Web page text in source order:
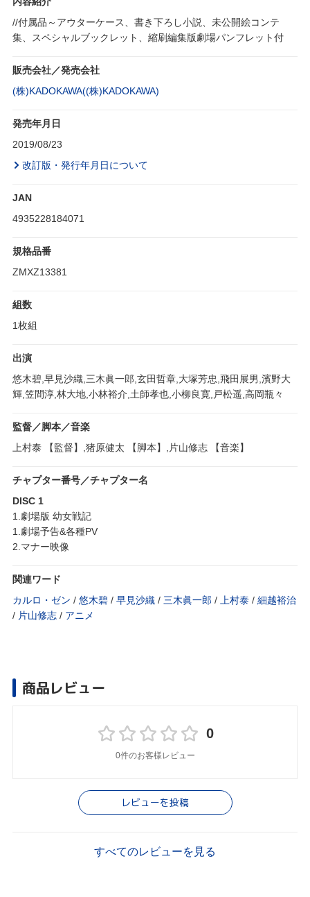
//付属品～アウターケース、書き下ろし小説、未公開絵コンテ
集、スペシャルブックレット、縮刷編集版劇場パンフレット付
販売会社／発売会社
(株)KADOKAWA((株)KADOKAWA)
発売年月日
2019/08/23
改訂版・発行年月日について
JAN
4935228184071
規格品番
ZMXZ13381
組数
1枚組
出演
悠木碧,早見沙織,三木眞一郎,玄田哲章,大塚芳忠,飛田展男,濱野大
輝,笠間淳,林大地,小林裕介,土師孝也,小柳良寛,戸松遥,高岡瓶々
監督／脚本／音楽
上村泰 【監督】,猪原健太 【脚本】,片山修志 【音楽】
チャプター番号／チャプター名
DISC 1
1.劇場版 幼女戦記
1.劇場予告&各種PV
2.マナー映像
関連ワード
カルロ・ゼン / 悠木碧 / 早見沙織 / 三木眞一郎 / 上村泰 / 細越裕治
/ 片山修志 / アニメ
商品レビュー
0
0件のお客様レビュー
レビューを投稿
すべてのレビューを見る